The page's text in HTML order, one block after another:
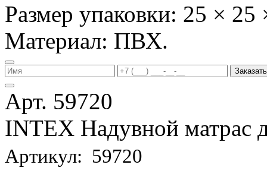
Размер упаковки: 25 × 25
Материал: ПВХ.
Заказать
Арт. 59720
INTEX Надувной матрас
Артикул: 59720